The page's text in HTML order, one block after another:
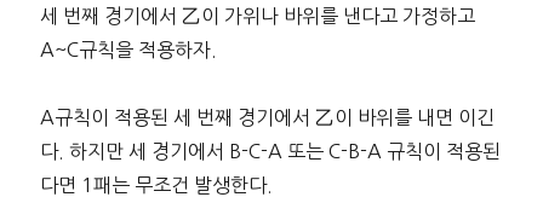
세 번째 경기에서 乙이 가위나 바위를 낸다고 가정하고
A~C규칙을 적용하자.
A규칙이 적용된 세 번째 경기에서 乙이 바위를 내면 이긴
다. 하지만 세 경기에서 B-C-A 또는 C-B-A 규칙이 적용된
다면 1패는 무조건 발생한다.